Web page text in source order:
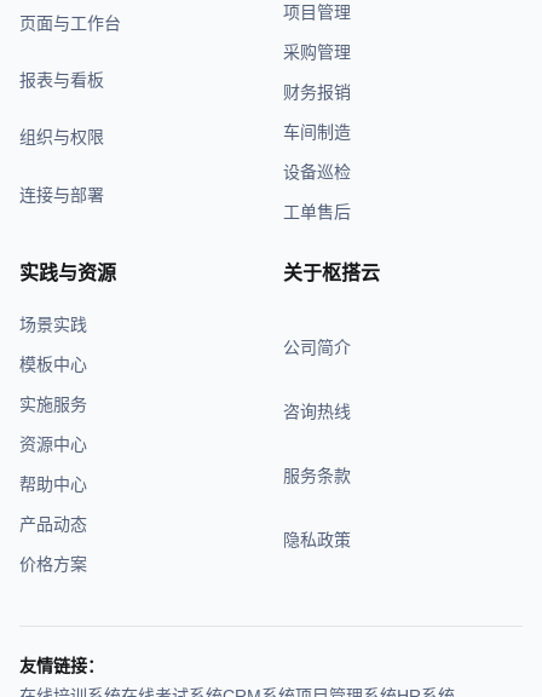
页面与工作台
报表与看板
组织与权限
连接与部署
项目管理
采购管理
财务报销
车间制造
设备巡检
工单售后
实践与资源
场景实践
模板中心
实施服务
资源中心
帮助中心
产品动态
价格方案
关于枢搭云
公司简介
咨询热线
服务条款
隐私政策
友情链接：